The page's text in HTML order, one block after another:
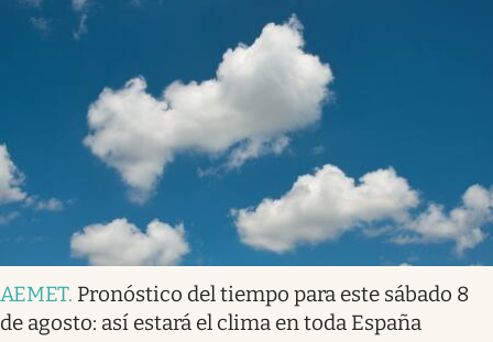
AEMET. Pronóstico del tiempo para este sábado 8
de agosto: así estará el clima en toda España